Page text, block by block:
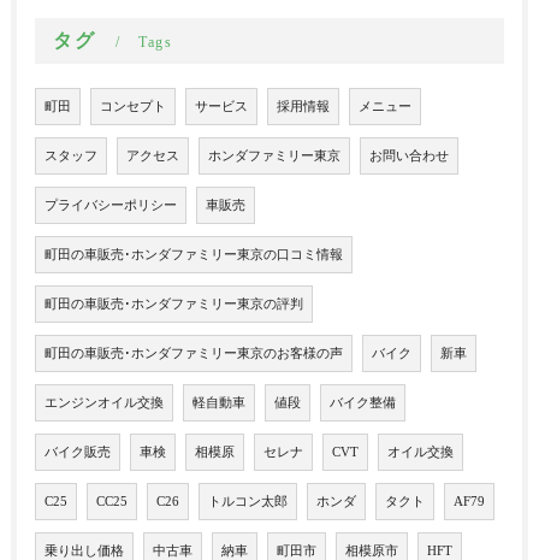
タグ Tags
町田 コンセプト サービス 採用情報 メニュー
スタッフ アクセス ホンダファミリー東京 お問い合わせ
プライバシーポリシー 車販売
町田の車販売･ホンダファミリー東京の口コミ情報
町田の車販売･ホンダファミリー東京の評判
町田の車販売･ホンダファミリー東京のお客様の声 バイク 新車
エンジンオイル交換 軽自動車 値段 バイク整備
バイク販売 車検 相模原 セレナ CVT オイル交換
C25 CC25 C26 トルコン太郎 ホンダ タクト AF79
乗り出し価格 中古車 納車 町田市 相模原市 HFT